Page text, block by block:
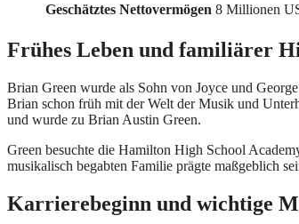
Geschätztes Nettovermögen 8 Millionen
Frühes Leben und familiärer
Brian Green wurde als Sohn von Joyce und
Brian schon früh mit der Welt der Musik und
und wurde zu Brian Austin Green.
Green besuchte die Hamilton High School
musikalisch begabten Familie prägte maßgeblich
Karrierebeginn und wichtige